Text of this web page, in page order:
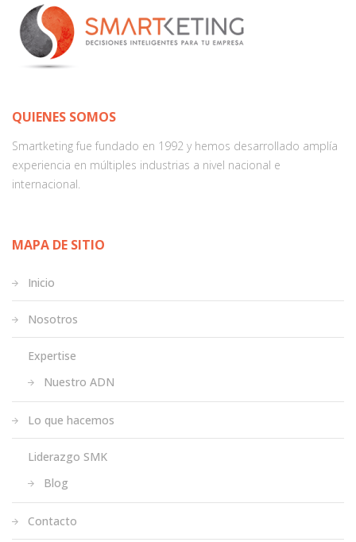
QUIENES SOMOS
Smartketing fue fundado en 1992 y hemos desarrollado amplía
experiencia en múltiples industrias a nivel nacional e
internacional.
MAPA DE SITIO
Inicio
Nosotros
Expertise
Nuestro ADN
Lo que hacemos
Liderazgo SMK
Blog
Contacto